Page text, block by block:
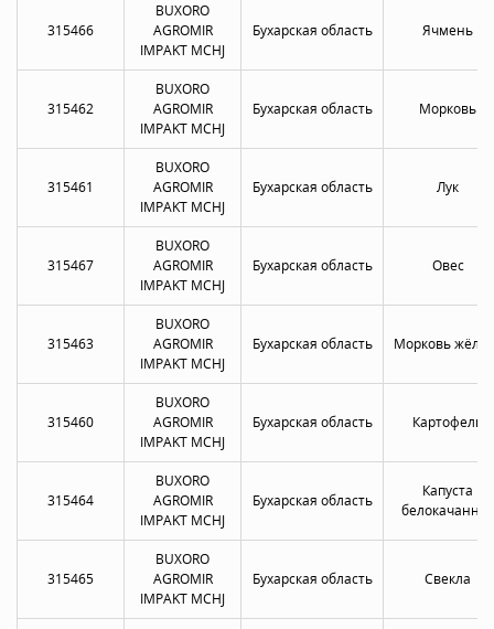
315466
BUXORO
AGROMIR
IMPAKT MCHJ
Бухарская область Ячмень
315462
BUXORO
AGROMIR
IMPAKT MCHJ
Бухарская область Морковь
315461
BUXORO
AGROMIR
IMPAKT MCHJ
Бухарская область Лук
315467
BUXORO
AGROMIR
IMPAKT MCHJ
Бухарская область Овес
315463
BUXORO
AGROMIR
IMPAKT MCHJ
Бухарская область Морковь
315460
BUXORO
AGROMIR
IMPAKT MCHJ
Бухарская область Картофель
315464
BUXORO
AGROMIR
IMPAKT MCHJ
Бухарская область
Капуста
белокачанная
315465
BUXORO
AGROMIR
IMPAKT MCHJ
Бухарская область Свекла